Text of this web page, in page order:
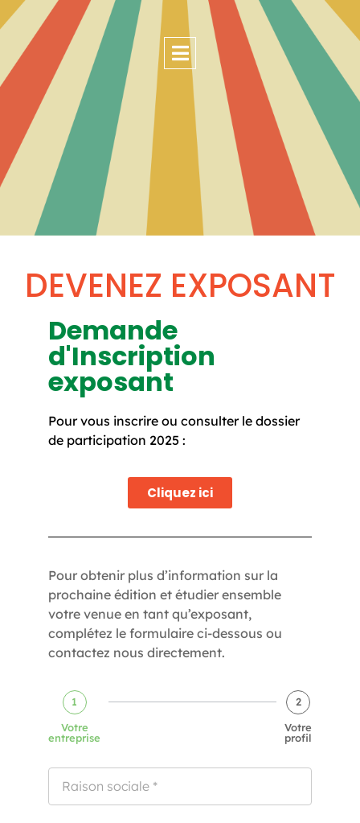
DEVENEZ EXPOSANT
Demande
d'Inscription
exposant
Pour vous inscrire ou consulter le dossier
de participation 2025 :
Cliquez ici
Pour obtenir plus d’information sur la
prochaine édition et étudier ensemble
votre venue en tant qu’exposant,
complétez le formulaire ci-dessous ou
contactez nous directement.
1
Votre
entreprise
2
Votre
profil